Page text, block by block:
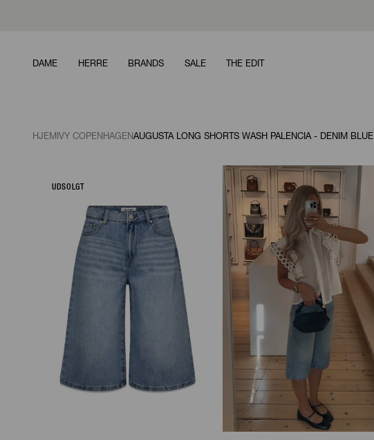
DAME HERRE BRANDS SALE THE EDIT
HJEMIVY COPENHAGENAUGUSTA LONG SHORTS WASH PALENCIA - DENIM BLUE
UDSOLGT